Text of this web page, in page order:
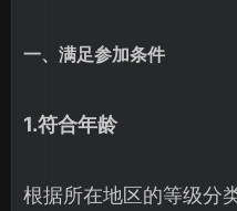
一、满足参加条件
1.符合年龄
根据所在地区的等级分